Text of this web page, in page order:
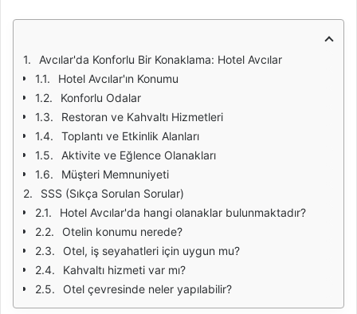
Avcılar'da Konforlu Bir Konaklama: Hotel Avcılar
Hotel Avcılar'ın Konumu
Konforlu Odalar
Restoran ve Kahvaltı Hizmetleri
Toplantı ve Etkinlik Alanları
Aktivite ve Eğlence Olanakları
Müşteri Memnuniyeti
SSS (Sıkça Sorulan Sorular)
Hotel Avcılar'da hangi olanaklar bulunmaktadır?
Otelin konumu nerede?
Otel, iş seyahatleri için uygun mu?
Kahvaltı hizmeti var mı?
Otel çevresinde neler yapılabilir?